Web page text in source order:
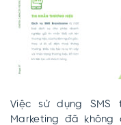
Việc sử dụng SMS
Marketing đã